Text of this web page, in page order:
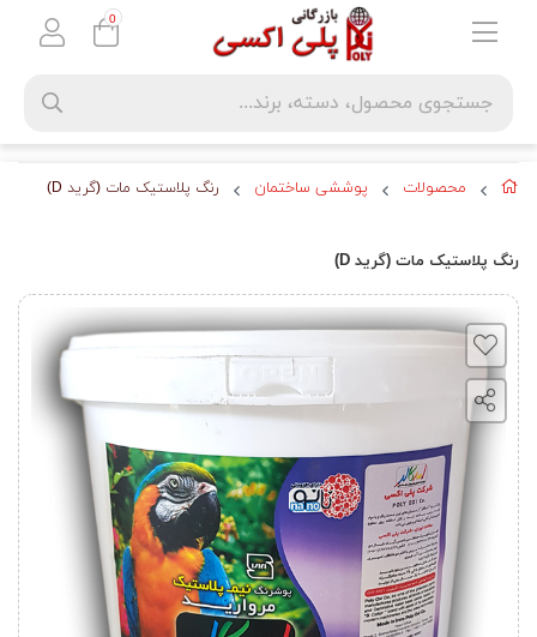
محصولات پوششی ساختمان رنگ پلاستیک مات (گرید D)
رنگ پلاستیک مات (گرید D)
0